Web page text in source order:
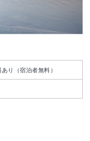
り（宿泊者無料）